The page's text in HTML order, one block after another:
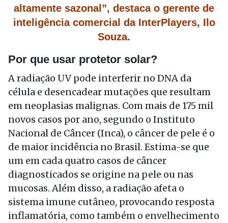
altamente sazonal”, destaca o gerente de
inteligência comercial da InterPlayers, Ilo
Souza.
Por que usar protetor solar?
A radiação UV pode interferir no DNA da
célula e desencadear mutações que resultam
em neoplasias malignas. Com mais de 175 mil
novos casos por ano, segundo o Instituto
Nacional de Câncer (Inca), o câncer de pele é o
de maior incidência no Brasil. Estima-se que
um em cada quatro casos de câncer
diagnosticados se origine na pele ou nas
mucosas. Além disso, a radiação afeta o
sistema imune cutâneo, provocando resposta
inflamatória, como também o envelhecimento